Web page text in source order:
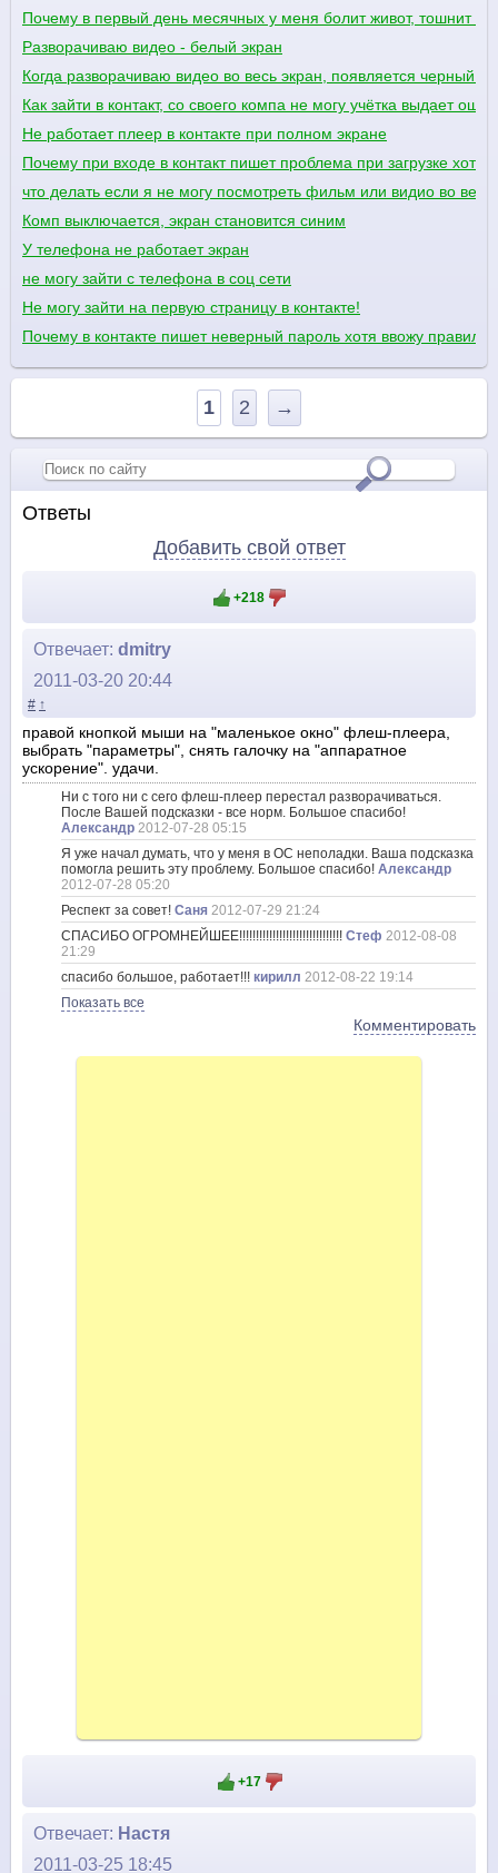
Почему в первый день месячных у меня болит живот, тошнит и
Разворачиваю видео - белый экран
Когда разворачиваю видео во весь экран, появляется черный
Как зайти в контакт, со своего компа не могу учётка выдает
Не работает плеер в контакте при полном экране
Почему при входе в контакт пишет проблема при загрузке хотя
что делать если я не могу посмотреть фильм или видио во
Комп выключается, экран становится синим
У телефона не работает экран
не могу зайти с телефона в соц сети
Не могу зайти на первую страницу в контакте!
Почему в контакте пишет неверный пароль хотя ввожу
1 2 →
Ответы
Добавить свой ответ
+218
Отвечает: dmitry
2011-03-20 20:44
# ↑
правой кнопкой мыши на "маленькое окно" флеш-плеера,
выбрать "параметры", снять галочку на "аппаратное
ускорение". удачи.
Ни с того ни с сего флеш-плеер перестал разворачиваться.
После Вашей подсказки - все норм. Большое спасибо!
Александр 2012-07-28 05:15
Я уже начал думать, что у меня в ОС неполадки. Ваша подсказка
помогла решить эту проблему. Большое спасибо! Александр
2012-07-28 05:20
Респект за совет! Саня 2012-07-29 21:24
СПАСИБО ОГРОМНЕЙШЕЕ!!!!!!!!!!!!!!!!!!!!!!!!!!!!!!! Стеф 2012-08-08
21:29
спасибо большое, работает!!! кирилл 2012-08-22 19:14
Показать все
Комментировать
+17
Отвечает: Настя
2011-03-25 18:45